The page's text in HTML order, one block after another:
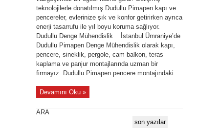
teknolojilerle donatılmış Dudullu Pimapen kapı ve
pencereler, evlerinize şık ve konfor getirirken ayrıca
enerji tasarrufu ile yıl boyu koruma sağlıyor.
Dudullu Denge Mühendislik İstanbul Ümraniye’de
Dudullu Pimapen Denge Mühendislik olarak kapı,
pencere, sineklik, pergole, cam balkon, teras
kaplama ve panjur montajlarında uzman bir
firmayız. Dudullu Pimapen pencere montajındaki ...
Devamını Oku »
ARA
son yazılar